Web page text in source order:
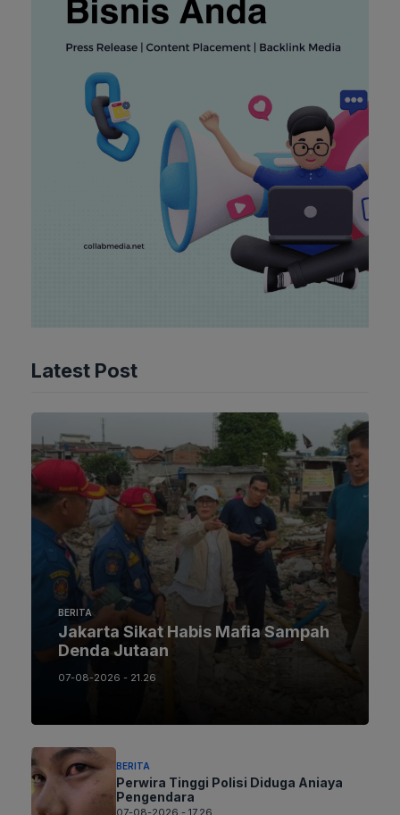
Latest Post
BERITA
Jakarta Sikat Habis Mafia Sampah
Denda Jutaan
07-08-2026 - 21.26
BERITA
Perwira Tinggi Polisi Diduga Aniaya
Pengendara
07-08-2026 - 17.26